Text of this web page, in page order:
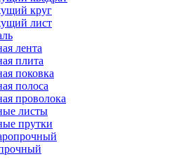
круг
лист
лента
плита
поковка
полоса
проволока
листы
прутки